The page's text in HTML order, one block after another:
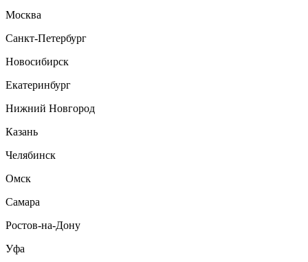
Москва
Санкт-Петербург
Новосибирск
Екатеринбург
Нижний Новгород
Казань
Челябинск
Омск
Самара
Ростов-на-Дону
Уфа